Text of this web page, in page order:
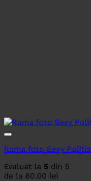
Rama foto Sexy
Evaluat la 5 din 5
de la 80.00 lei